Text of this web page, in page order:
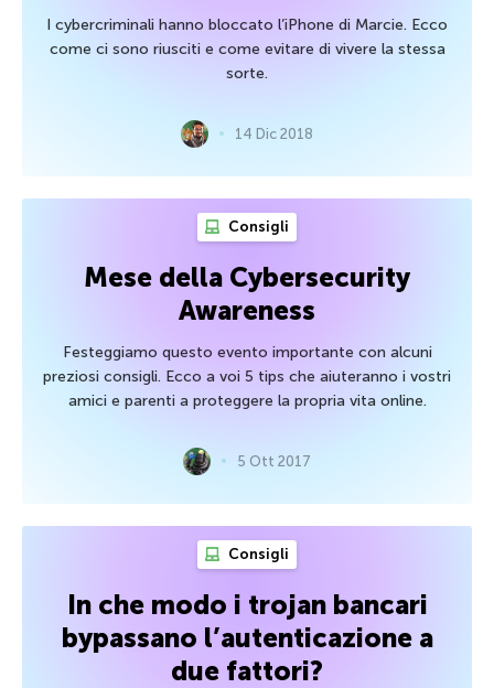
I cybercriminali hanno bloccato l’iPhone di Marcie. Ecco
come ci sono riusciti e come evitare di vivere la stessa
sorte.
14 Dic 2018
Consigli
Mese della Cybersecurity
Awareness
Festeggiamo questo evento importante con alcuni
preziosi consigli. Ecco a voi 5 tips che aiuteranno i vostri
amici e parenti a proteggere la propria vita online.
5 Ott 2017
Consigli
In che modo i trojan bancari
bypassano l’autenticazione a
due fattori?